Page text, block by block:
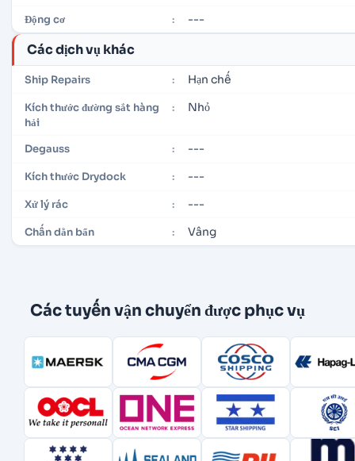
Động cơ : ---
Các dịch vụ khác
Ship Repairs : Hạn chế
Kích thước đường sắt hàng
hải
: Nhỏ
Degauss : ---
Kích thước Drydock : ---
Xử lý rác : ---
Chấn dằn bẩn : Vâng
Các tuyến vận chuyển được phục vụ